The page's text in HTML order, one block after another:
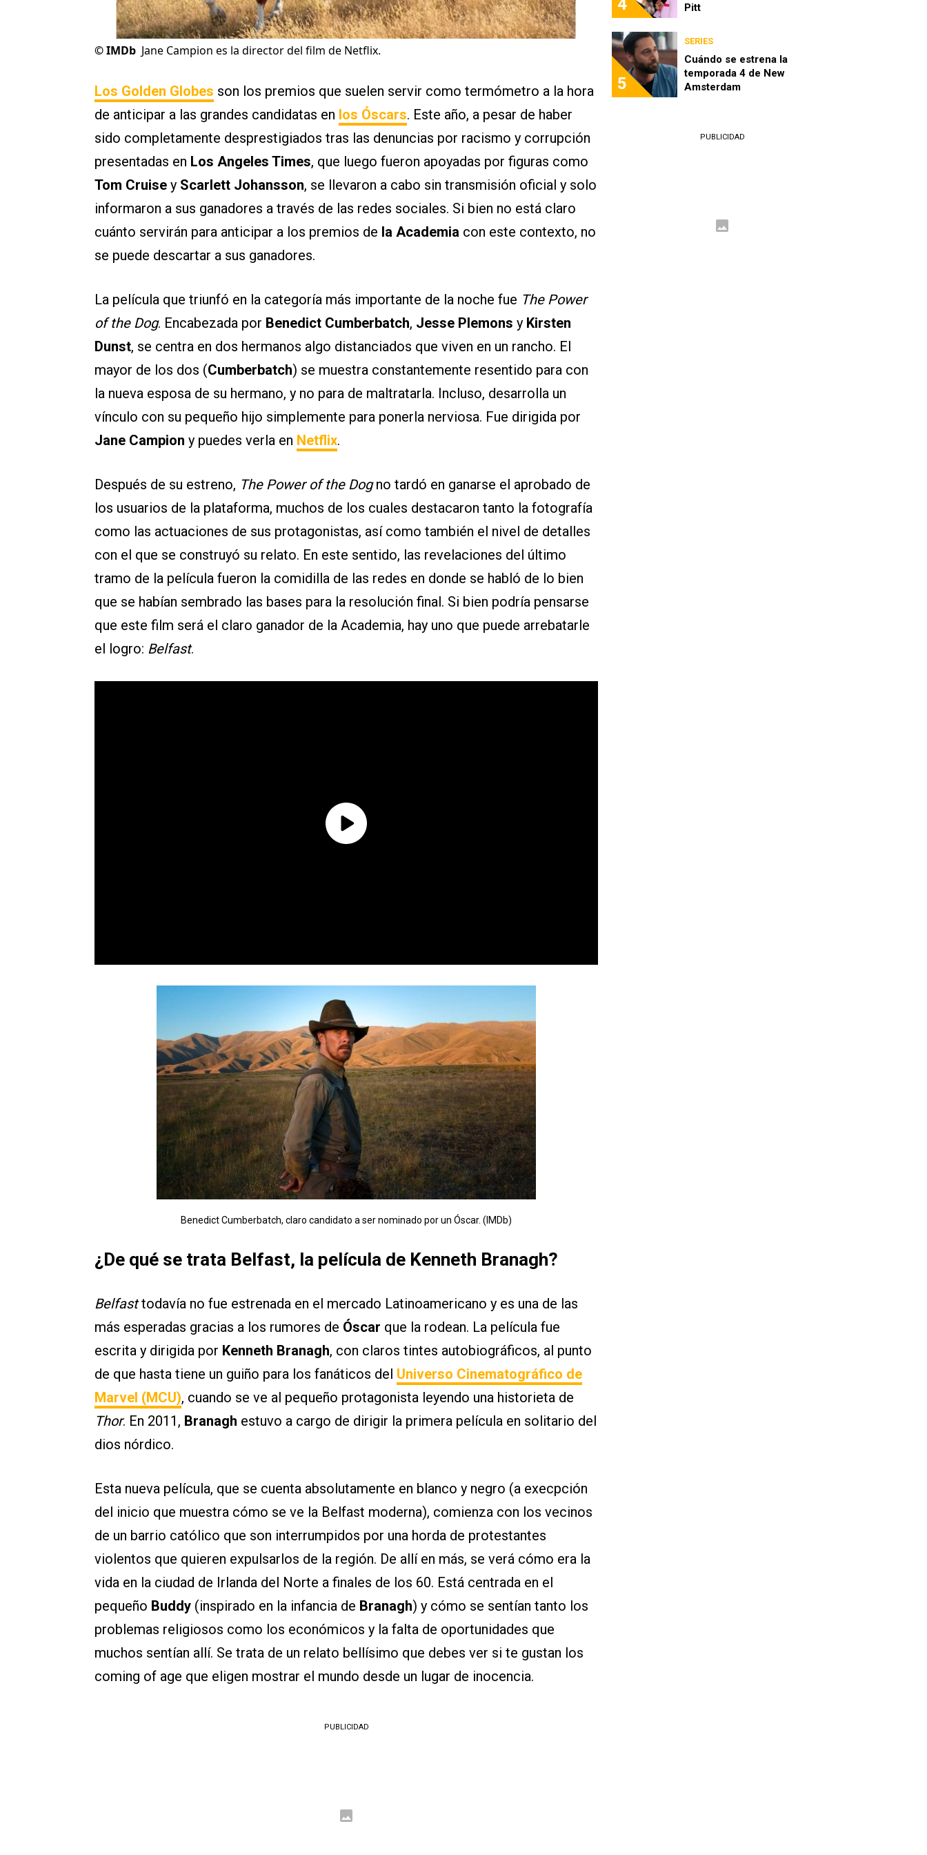
©IMDb Jane Campion es la director del film de Netflix.
Los Golden Globes son los premios que suelen servir como termómetro a la hora
de anticipar a las grandes candidatas en los Óscars. Este año, a pesar de haber
sido completamente desprestigiados tras las denuncias por racismo y corrupción
presentadas en Los Angeles Times, que luego fueron apoyadas por figuras como
Tom Cruise y Scarlett Johansson, se llevaron a cabo sin transmisión oficial y solo
informaron a sus ganadores a través de las redes sociales. Si bien no está claro
cuánto servirán para anticipar a los premios de la Academia con este contexto, no
se puede descartar a sus ganadores.
La película que triunfó en la categoría más importante de la noche fue The Power
of the Dog. Encabezada por Benedict Cumberbatch, Jesse Plemons y Kirsten
Dunst, se centra en dos hermanos algo distanciados que viven en un rancho. El
mayor de los dos (Cumberbatch) se muestra constantemente resentido para con
la nueva esposa de su hermano, y no para de maltratarla. Incluso, desarrolla un
vínculo con su pequeño hijo simplemente para ponerla nerviosa. Fue dirigida por
Jane Campion y puedes verla en Netflix.
Después de su estreno, The Power of the Dogno tardó en ganarse el aprobado de
los usuarios de la plataforma, muchos de los cuales destacaron tanto la fotografía
como las actuaciones de sus protagonistas, así como también el nivel de detalles
con el que se construyó su relato. En este sentido, las revelaciones del último
tramo de la película fueron la comidilla de las redes en donde se habló de lo bien
que se habían sembrado las bases para la resolución final. Si bien podría pensarse
que este film será el claro ganador de la Academia, hay uno que puede arrebatarle
el logro: Belfast.
Benedict Cumberbatch, claro candidato a ser nominado por un Óscar. (IMDb)
¿De qué se trata Belfast, la película de Kenneth Branagh?
Belfasttodavía no fue estrenada en el mercado Latinoamericano y es una de las
más esperadas gracias a los rumores de Óscar que la rodean. La película fue
escrita y dirigida por Kenneth Branagh, con claros tintes autobiográficos, al punto
de que hasta tiene un guiño para los fanáticos del Universo Cinematográfico de
Marvel (MCU), cuando se ve al pequeño protagonista leyendo una historieta de
Thor. En 2011, Branagh estuvo a cargo de dirigir la primera película en solitario del
dios nórdico.
Esta nueva película, que se cuenta absolutamente en blanco y negro (a execpción
del inicio que muestra cómo se ve la Belfast moderna), comienza con los vecinos
de un barrio católico que son interrumpidos por una horda de protestantes
violentos que quieren expulsarlos de la región. De allí en más, se verá cómo era la
vida en la ciudad de Irlanda del Norte a finales de los 60. Está centrada en el
pequeño Buddy (inspirado en la infancia de Branagh) y cómo se sentían tanto los
problemas religiosos como los económicos y la falta de oportunidades que
muchos sentían allí. Se trata de un relato bellísimo que debes ver si te gustan los
coming of age que eligen mostrar el mundo desde un lugar de inocencia.
PUBLICIDAD
4 Pitt
5
SERIES
Cuándo se estrena la
temporada 4 de New
Amsterdam
PUBLICIDAD